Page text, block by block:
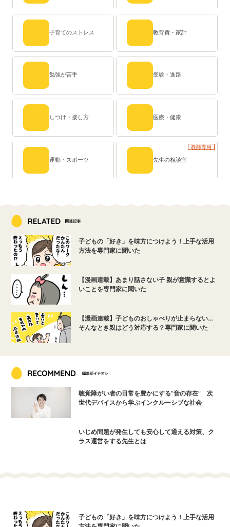
子育てのストレス 教育費・家計
勉強が苦手 受験・進路
しつけ・接し方 医療・健康
運動・スポーツ
教師専用
先生の相談室
子どもの「好き」を味方につけよう！上手な活用
方法を専門家に聞いた
【漫画連載】あまり話さない子 親が意識するとよ
いことを専門家に聞いた
【漫画連載】子どものおしゃべりが止まらない…
そんなとき親はどう対応する？専門家に聞いた
聴覚障がい者の日常を豊かにする“音の存在” 次
世代デバイスから学ぶインクルーシブな社会
いじめ問題が発生しても安心して通える対策、ク
ラス運営をする先生とは
子どもの「好き」を味方につけよう！上手な活用